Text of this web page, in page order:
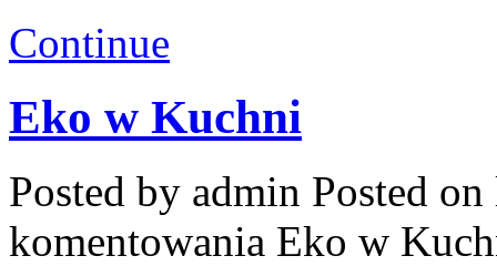
Continue
Eko w Kuchni
Posted by admin Posted
komentowania Eko w